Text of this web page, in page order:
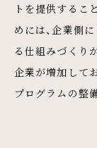
トを提供するこ
めには、企業側
る仕組みづくり
企業が増加して
プログラムの整